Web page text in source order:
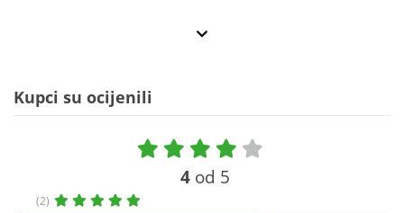
Kupci su ocijenili
4 od 5
(2)